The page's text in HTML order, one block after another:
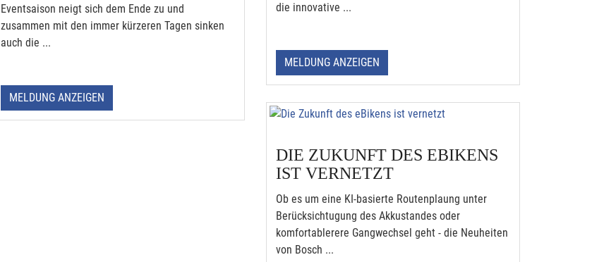
Eventsaison neigt sich dem Ende zu und
zusammen mit den immer kürzeren Tagen sinken
auch die ...
MELDUNG ANZEIGEN
die innovative ...
MELDUNG ANZEIGEN
DIE ZUKUNFT DES EBIKENS
IST VERNETZT
Ob es um eine KI-basierte Routenplaung unter
Berücksichtugung des Akkustandes oder
komfortablerere Gangwechsel geht - die Neuheiten
von Bosch ...